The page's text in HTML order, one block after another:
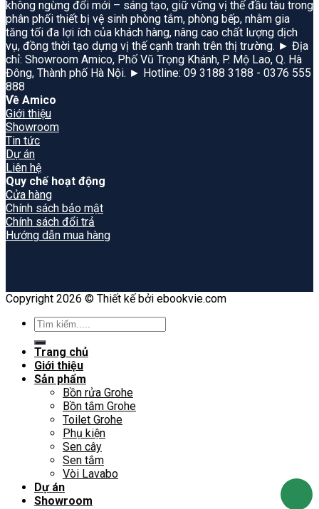
không ngừng đổi mới – sáng tạo, giữ vững vị thế đầu tàu trong
phân phối thiết bị vệ sinh phòng tắm, phòng bếp, nhằm gia
tăng tối đa lợi ích của khách hàng, nâng cao chất lượng dịch
vụ, đồng thời tạo dựng vị thế cạnh tranh trên thị trường. ► Địa
chỉ: Showroom Amico, Phố Vũ Trọng Khánh, P. Mộ Lao, Q. Hà
Đông, Thành phố Hà Nội. ► Hotline: 09 3188 3188 - 0376 555
888
Về Amico
Giới thiệu
Showroom
Tin tức
Dự án
Liên hệ
Quy chế hoạt động
Cửa hàng
Chính sách bảo mật
Chính sách đổi trả
Hướng dẫn mua hàng
Copyright 2026 © Thiết kế bởi ebookvie.com
Search
for:
Trang chủ
Giới thiệu
Sản phẩm
Bồn rửa Grohe
Bồn tắm Grohe
Toilet Grohe
Phụ kiện
Sen cây
Sen tắm
Vòi Lavabo
Dự án
Showroom